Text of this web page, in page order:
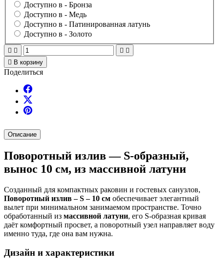
Доступно в - Бронза
Доступно в - Медь
Доступно в - Патинированная латунь
Доступно в - Золото
   
 В корзину
Поделиться
Описание
Поворотный излив — S-образный,
вынос 10 см, из массивной латуни
Созданный для компактных раковин и гостевых санузлов,
Поворотный излив – S – 10 см обеспечивает элегантный
вылет при минимальном занимаемом пространстве. Точно
обработанный из массивной латуни, его S-образная кривая
даёт комфортный просвет, а поворотный узел направляет воду
именно туда, где она вам нужна.
Дизайн и характеристики